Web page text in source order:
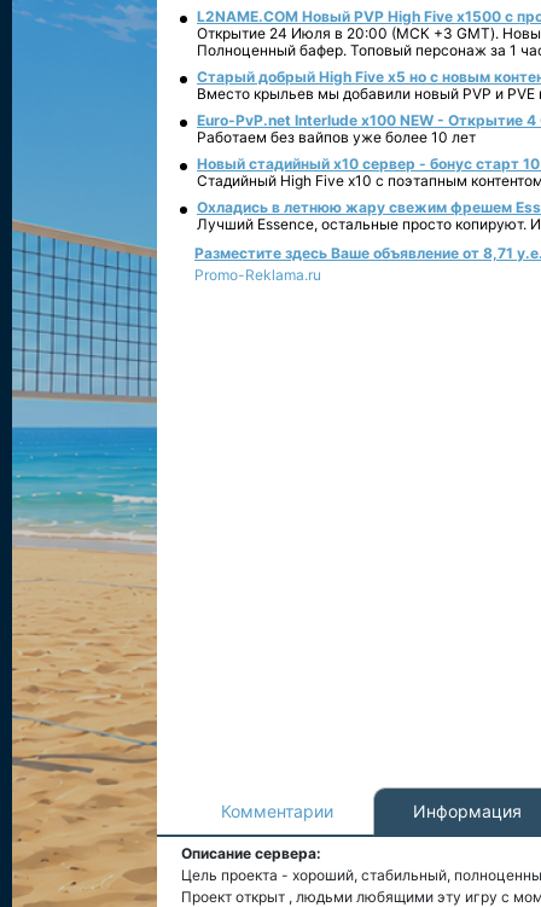
L2NAME.COM Новый PVP High Five x1500 с
Открытие 24 Июля в 20:00 (МСК +3 GMT).
Полноценный бафер. Топовый персонаж за 1
Старый добрый High Five x5 но с новым
Вместо крыльев мы добавили новый PVP и PVE
Euro-PvP.net Interlude х100 NEW - Открытие 4
Работаем без вайпов уже более 10 лет
Новый стадийный х10 сервер - бонус старт
Стадийный High Five x10 с поэтапным
Охладись в летнюю жару свежим фрешем
Лучший Essence, остальные просто копируют.
Разместите здесь Ваше объявление от 8,71
Promo-Reklama.ru
Комментарии Информация
Описание сервера:
Цель проекта - хороший, стабильный,
Проект открыт , людьми любящими эту игру с